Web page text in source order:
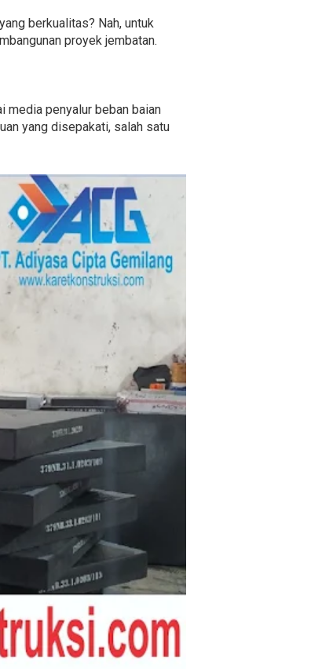
berkualitas? Nah, untuk
proyek jembatan.
media penyalur beban baian
yang disepakati, salah satu